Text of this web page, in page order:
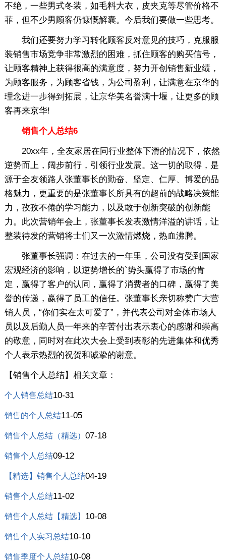
不绝，一些男式冬装，如毛料大衣，皮夹克等尽管价格不
菲，但不少男顾客仍慷慨解囊。今后我们要做一些思考。
我们还要努力学习转化顾客反对意见的技巧，克服服
装销售市场竞争非常激烈的困难，抓住顾客的购买信号，
让顾客精神上获得很高的满意度，努力开创销售新业绩，
为顾客服务，为顾客省钱，为公司盈利，让满意在京华的
理念进一步得到拓展，让京华美名誉满十堰，让更多的顾
客再来京华!
销售个人总结6
20xx年，全友家居在同行业整体下滑的情况下，依然
逆势而上，阔步前行，引领行业发展。这一切的取得，是
源于全友领路人张董事长的勤奋、坚定、仁厚、博爱的品
格魅力，更重要的是张董事长所具有的超前的战略决策能
力，孜孜不倦的学习能力，以及敢于创新突破的创新能
力。此次营销年会上，张董事长发表激情洋溢的讲话，让
整装待发的营销将士们又一次激情燃烧，热血沸腾。
张董事长强调：在过去的一年里，公司没有受到国家
宏观经济的影响，以逆势增长的`势头赢得了市场的肯
定，赢得了客户的认同，赢得了消费者的口碑，赢得了美
誉的传递，赢得了员工的信任。张董事长亲切称赞广大营
销人员，“你们实在太可爱了”，并代表公司对全体市场人
员以及后勤人员一年来的辛苦付出表示衷心的感谢和崇高
的敬意，同时对在此次大会上受到表彰的先进集体和优秀
个人表示热烈的祝贺和诚挚的谢意。
【销售个人总结】相关文章：
个人销售总结10-31
销售的个人总结11-05
销售个人总结（精选） 07-18
销售个人总结09-12
【精选】销售个人总结04-19
销售个人总结11-02
销售个人总结【精选】 10-08
销售个人实习总结10-10
销售季度个人总结10-08